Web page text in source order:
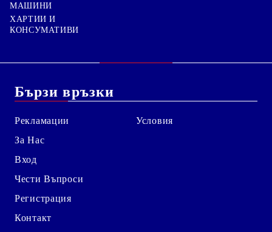
МАШИНИ
ХАРТИИ И
КОНСУМАТИВИ
Бързи връзки
Рекламации
За Нас
Вход
Чести Въпроси
Регистрация
Контакт
Условия